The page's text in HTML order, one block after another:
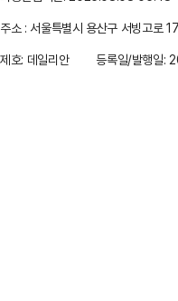
주소 : 서울특별시 용산구 서빙고로
제호: 데일리안
등록일/발행일: